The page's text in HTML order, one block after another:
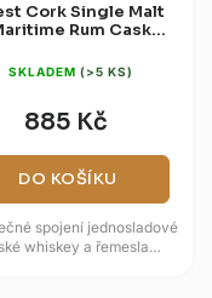
Cork Single Malt
Rum Cask
SKLADEM (>5 KS)
885 Kč
DO KOŠÍKU
spojení jednosladové
whiskey a řemesla